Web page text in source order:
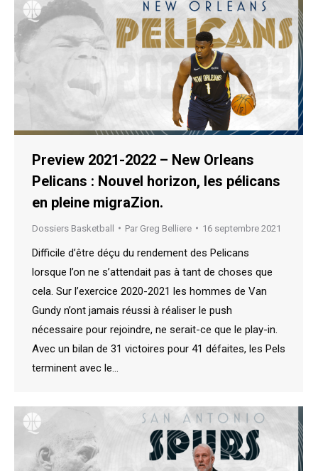
Preview 2021-2022 – New Orleans
Pelicans : Nouvel horizon, les pélicans
en pleine migraZion.
Dossiers Basketball Par Greg Belliere 16 septembre 2021
Difficile d’être déçu du rendement des Pelicans
lorsque l’on ne s’attendait pas à tant de choses que
cela. Sur l’exercice 2020-2021 les hommes de Van
Gundy n’ont jamais réussi à réaliser le push
nécessaire pour rejoindre, ne serait-ce que le play-in.
Avec un bilan de 31 victoires pour 41 défaites, les Pels
terminent avec le…